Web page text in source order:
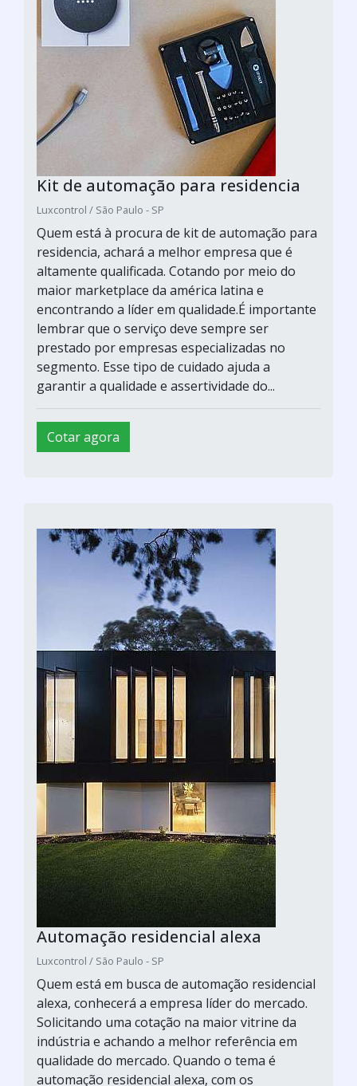
Kit de automação para residencia
Luxcontrol / São Paulo - SP
Quem está à procura de kit de automação para
residencia, achará a melhor empresa que é
altamente qualificada. Cotando por meio do
maior marketplace da américa latina e
encontrando a líder em qualidade.É importante
lembrar que o serviço deve sempre ser
prestado por empresas especializadas no
segmento. Esse tipo de cuidado ajuda a
garantir a qualidade e assertividade do...
Cotar agora
Automação residencial alexa
Luxcontrol / São Paulo - SP
Quem está em busca de automação residencial
alexa, conhecerá a empresa líder do mercado.
Solicitando uma cotação na maior vitrine da
indústria e achando a melhor referência em
qualidade do mercado. Quando o tema é
automação residencial alexa, com os